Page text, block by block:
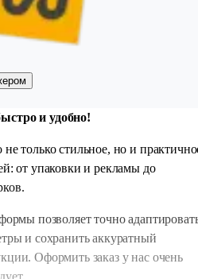
и удобно!
только стильное, но и
от упаковки и рекламы до
позволяет точно
и сохранить аккуратный
Оформить заказ у нас очень